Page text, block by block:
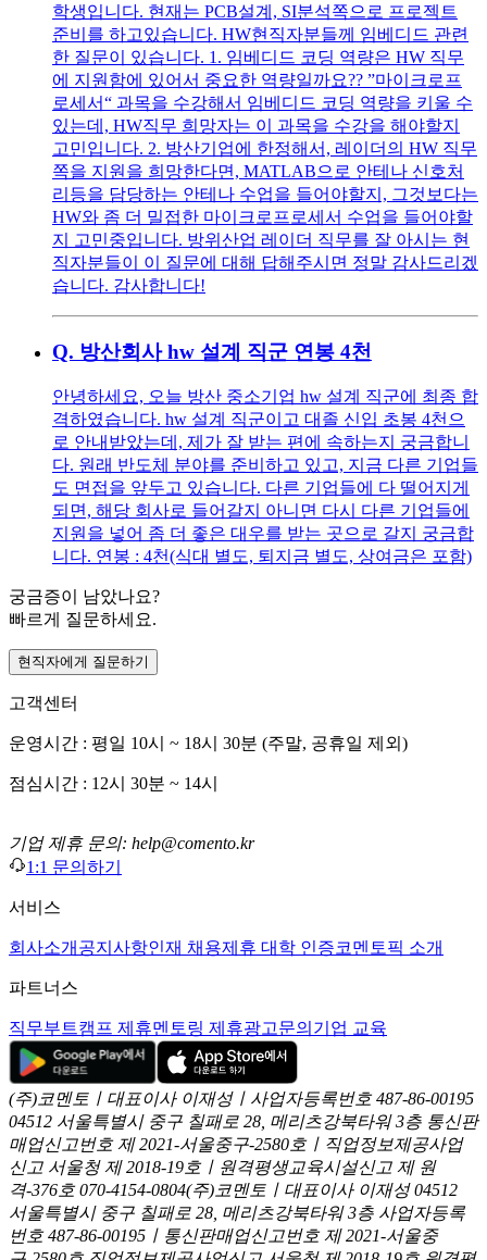
학생입니다. 현재는 PCB설계, SI분석쪽으로 프로젝트
준비를 하고있습니다. HW현직자분들께 임베디드 관련
한 질문이 있습니다. 1. 임베디드 코딩 역량은 HW 직무
에 지원함에 있어서 중요한 역량일까요?? ”마이크로프
로세서“ 과목을 수강해서 임베디드 코딩 역량을 키울 수
있는데, HW직무 희망자는 이 과목을 수강을 해야할지
고민입니다. 2. 방산기업에 한정해서, 레이더의 HW 직무
쪽을 지원을 희망한다면, MATLAB으로 안테나 신호처
리등을 담당하는 안테나 수업을 들어야할지, 그것보다는
HW와 좀 더 밀접한 마이크로프로세서 수업을 들어야할
지 고민중입니다. 방위산업 레이더 직무를 잘 아시는 현
직자분들이 이 질문에 대해 답해주시면 정말 감사드리겠
습니다. 감사합니다!
Q. 방산회사 hw 설계 직군 연봉 4천
안녕하세요, 오늘 방산 중소기업 hw 설계 직군에 최종 합
격하였습니다. hw 설계 직군이고 대졸 신입 초봉 4천으
로 안내받았는데, 제가 잘 받는 편에 속하는지 궁금합니
다. 원래 반도체 분야를 준비하고 있고, 지금 다른 기업들
도 면접을 앞두고 있습니다. 다른 기업들에 다 떨어지게
되면, 해당 회사로 들어갈지 아니면 다시 다른 기업들에
지원을 넣어 좀 더 좋은 대우를 받는 곳으로 갈지 궁금합
니다. 연봉 : 4천(식대 별도, 퇴지금 별도, 상여금은 포함)
궁금증이 남았나요?
빠르게 질문하세요.
현직자에게 질문하기
고객센터
운영시간 : 평일 10시 ~ 18시 30분 (주말, 공휴일 제외)
점심시간 : 12시 30분 ~ 14시
기업 제휴 문의: help@comento.kr
1:1 문의하기
서비스
회사소개 공지사항인재 채용제휴 대학 인증코멘토픽 소개
파트너스
직무부트캠프 제휴멘토링 제휴광고문의 기업 교육
(주)코멘토ㅣ대표이사 이재성ㅣ사업자등록번호 487-86-00195
04512 서울특별시 중구 칠패로 28, 메리츠강북타워 3층 통신판
매업신고번호 제 2021-서울중구-2580호ㅣ직업정보제공사업
신고 서울청 제 2018-19호ㅣ원격평생교육시설신고 제 원
격-376호 070-4154-0804(주)코멘토ㅣ대표이사 이재성 04512
서울특별시 중구 칠패로 28, 메리츠강북타워 3층 사업자등록
번호 487-86-00195ㅣ통신판매업신고번호 제 2021-서울중